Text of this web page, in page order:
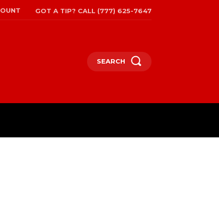
GOT A TIP? CALL (777) 625-7647
SEARCH